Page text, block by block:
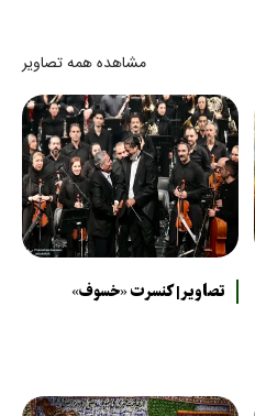
مشاهده همه تصاویر
تصاویر| کنسرت «خسوف»